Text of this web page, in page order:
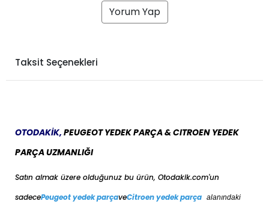
Yorum Yap
Taksit Seçenekleri
OTODAKİK, PEUGEOT YEDEK PARÇA & CITROEN YEDEK
PARÇA UZMANLIĞI
Satın almak üzere olduğunuz bu ürün, Otodakik.com'un
sadecePeugeot yedek parçaveCitroen yedek parça alanındaki